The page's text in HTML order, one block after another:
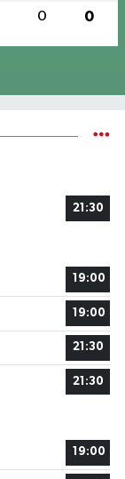
0 0
21:30
19:00
19:00
21:30
21:30
19:00